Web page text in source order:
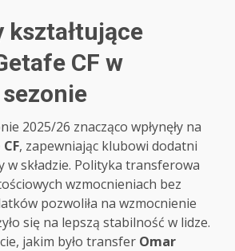
CF w
2025/26 znacząco wpłynęły na
, zapewniając klubowi dodatni
w składzie. Polityka transferowa
wzmocnieniach bez
pozwoliła na wzmocnienie
się na lepszą stabilność w lidze.
jakim było transfer Omar